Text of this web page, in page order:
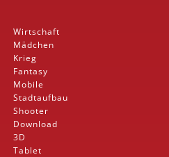
Wirtschaft
Mädchen
Krieg
Fantasy
Mobile
Stadtaufbau
Shooter
Download
3D
Tablet